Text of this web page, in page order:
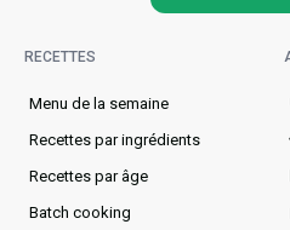
RECETTES
Menu de la semaine​
Recettes par ingrédients
Recettes par âge
Batch cooking